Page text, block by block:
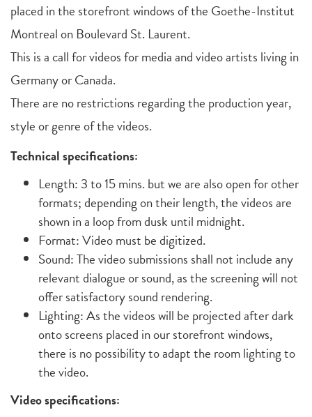
placed in the storefront windows of the Goethe-Institut
Montreal on Boulevard St. Laurent.
This is a call for videos for media and video artists living in
Germany or Canada.
There are no restrictions regarding the production year,
style or genre of the videos.
Technical specifications:
Length: 3 to 15 mins. but we are also open for other
formats; depending on their length, the videos are
shown in a loop from dusk until midnight.
Format: Video must be digitized.
Sound: The video submissions shall not include any
relevant dialogue or sound, as the screening will not
offer satisfactory sound rendering.
Lighting: As the videos will be projected after dark
onto screens placed in our storefront windows,
there is no possibility to adapt the room lighting to
the video.
Video specifications: